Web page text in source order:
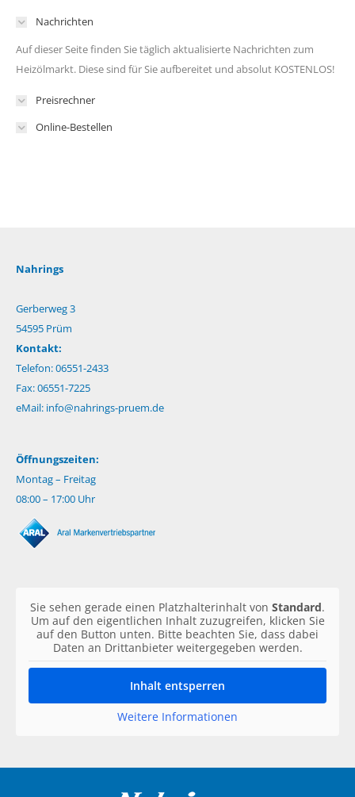
Nachrichten
Auf dieser Seite finden Sie täglich aktualisierte Nachrichten zum
Heizölmarkt. Diese sind für Sie aufbereitet und absolut KOSTENLOS!
Preisrechner
Online-Bestellen
Nahrings
Gerberweg 3
54595 Prüm
Kontakt:
Telefon: 06551-2433
Fax: 06551-7225
eMail: info@nahrings-pruem.de
Öffnungszeiten:
Montag – Freitag
08:00 – 17:00 Uhr
Sie sehen gerade einen Platzhalterinhalt von Standard.
Um auf den eigentlichen Inhalt zuzugreifen, klicken Sie
auf den Button unten. Bitte beachten Sie, dass dabei
Daten an Drittanbieter weitergegeben werden.
Inhalt entsperren
Weitere Informationen